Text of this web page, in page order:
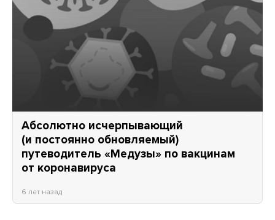
Абсолютно исчерпывающий
(и постоянно обновляемый)
путеводитель «Медузы» по вакцинам
от коронавируса
6 лет назад